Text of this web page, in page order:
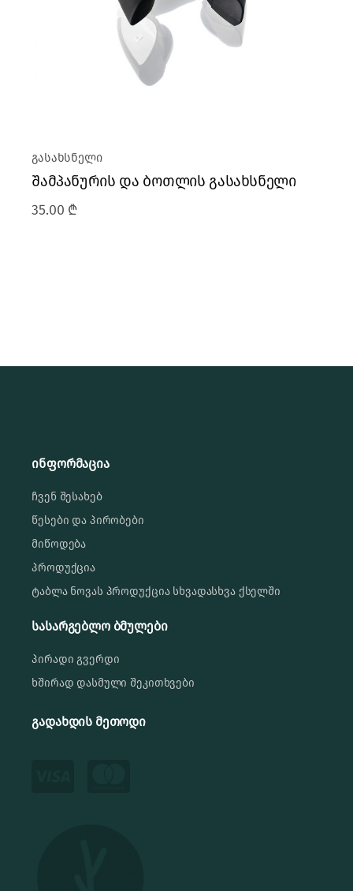
გასახსნელი
შამპანურის და ბოთლის გასახსნელი
35.00 ₾
ინფორმაცია
ჩვენ შესახებ
წესები და პირობები
მიწოდება
პროდუქცია
ტაბლა ნოვას პროდუქცია სხვადასხვა ქსელში
სასარგებლო ბმულები
პირადი გვერდი
ხშირად დასმული შეკითხვები
გადახდის მეთოდი